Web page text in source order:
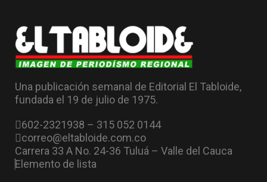
Una publicación semanal de Editorial El Tabloide,
fundada el 19 de julio de 1975.
602-2321938 – 315 052 0144
correo@eltabloide.com.co
Carrera 33 A No. 24-36 Tuluá – Valle del Cauca
Elemento de lista